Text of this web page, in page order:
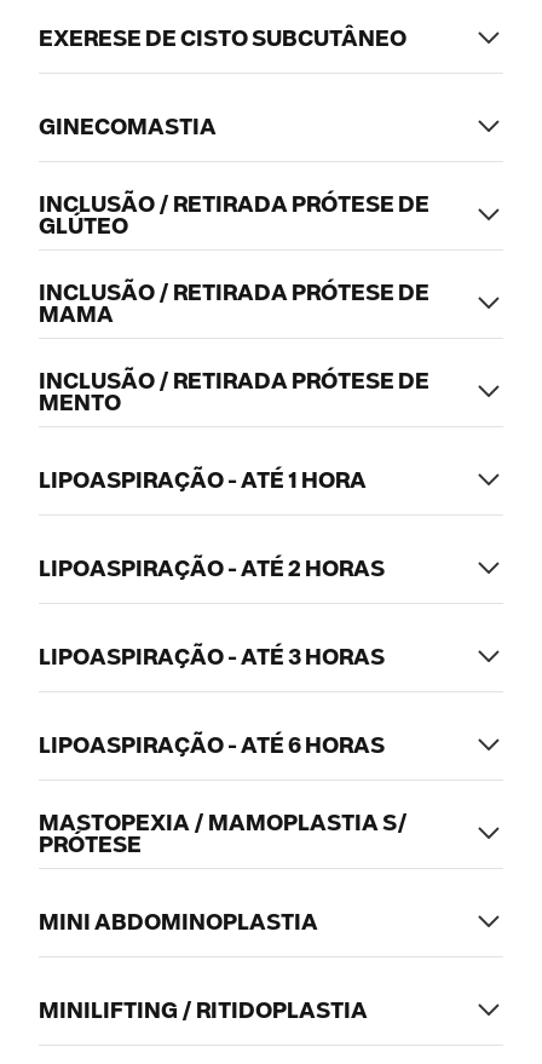
EXERESE DE CISTO SUBCUTÂNEO
GINECOMASTIA
INCLUSÃO / RETIRADA PRÓTESE DE
GLÚTEO
INCLUSÃO / RETIRADA PRÓTESE DE
MAMA
INCLUSÃO / RETIRADA PRÓTESE DE
MENTO
LIPOASPIRAÇÃO - ATÉ 1 HORA
LIPOASPIRAÇÃO - ATÉ 2 HORAS
LIPOASPIRAÇÃO - ATÉ 3 HORAS
LIPOASPIRAÇÃO - ATÉ 6 HORAS
MASTOPEXIA / MAMOPLASTIA S/
PRÓTESE
MINI ABDOMINOPLASTIA
MINILIFTING / RITIDOPLASTIA